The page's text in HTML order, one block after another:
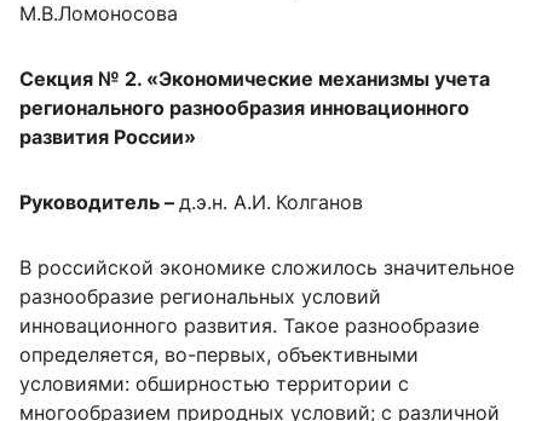
М.В.Ломоносова
Секция № 2. «Экономические механизмы учета
регионального разнообразия инновационного
развития России»
Руководитель – д.э.н. А.И. Колганов
В российской экономике сложилось значительное
разнообразие региональных условий
инновационного развития. Такое разнообразие
определяется, во-первых, объективными
условиями: обширностью территории с
многообразием природных условий; с различной